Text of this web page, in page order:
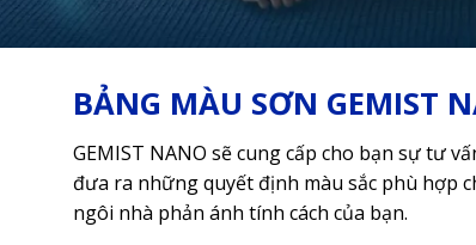
BẢNG MÀU SƠN GEMIST
GEMIST NANO sẽ cung cấp cho bạn sự tư
đưa ra những quyết định màu sắc phù hợp
ngôi nhà phản ánh tính cách của bạn.